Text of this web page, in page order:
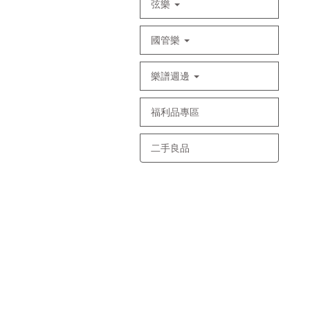
弦樂
國管樂
樂譜週邊
福利品專區
二手良品